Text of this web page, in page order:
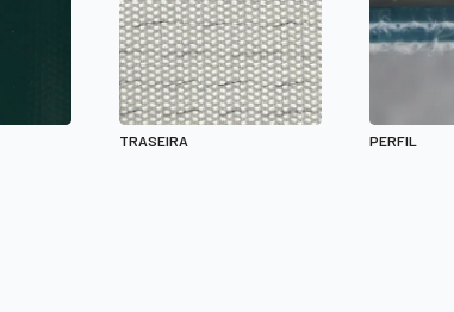
TRASEIRA PERFIL